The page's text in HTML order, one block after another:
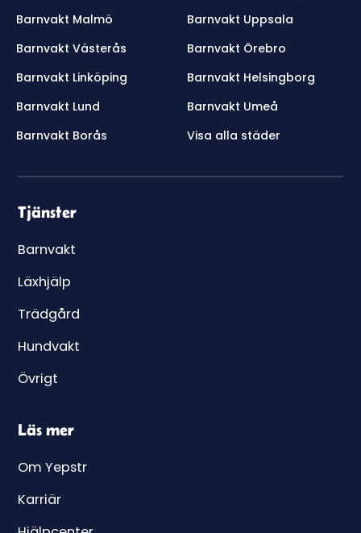
Barnvakt Malmö
Barnvakt Uppsala
Barnvakt Västerås
Barnvakt Örebro
Barnvakt Linköping
Barnvakt Helsingborg
Barnvakt Lund
Barnvakt Umeå
Barnvakt Borås
Visa alla städer
Tjänster
Barnvakt
Läxhjälp
Trädgård
Hundvakt
Övrigt
Läs mer
Om Yepstr
Karriär